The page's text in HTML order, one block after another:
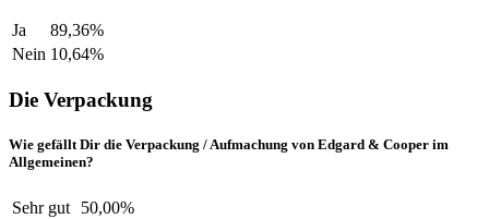
Ja
89,36%
Nein 10,64%
Die Verpackung
Wie gefällt Dir die Verpackung / Aufmachung von Edgard & Cooper im
Allgemeinen?
Sehr gut
50,00%